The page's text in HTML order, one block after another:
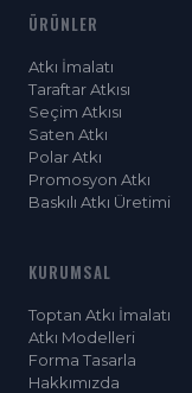
ÜRÜNLER
Atkı İmalatı
Taraftar Atkısı
Seçim Atkısı
Saten Atkı
Polar Atkı
Promosyon Atkı
Baskılı Atkı Üretimi
KURUMSAL
Toptan Atkı İmalatı
Atkı Modelleri
Forma Tasarla
Hakkımızda